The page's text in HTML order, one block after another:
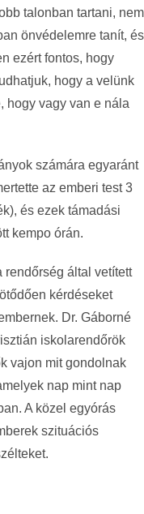
talonban tartani, nem
önvédelemre tanít, és
ezért fontos, hogy
hogy a velünk
hogy vagy van e nála
számára egyaránt
az emberi test 3
és ezek támadási
kempo órán.
rendőrség által vetített
kérdéseket
Dr. Gáborné
iskolarendőrök
vajon mit gondolnak
nap mint nap
A közel egyórás
szituációs